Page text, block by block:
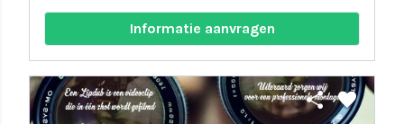
Informatie aanvragen
share favorite